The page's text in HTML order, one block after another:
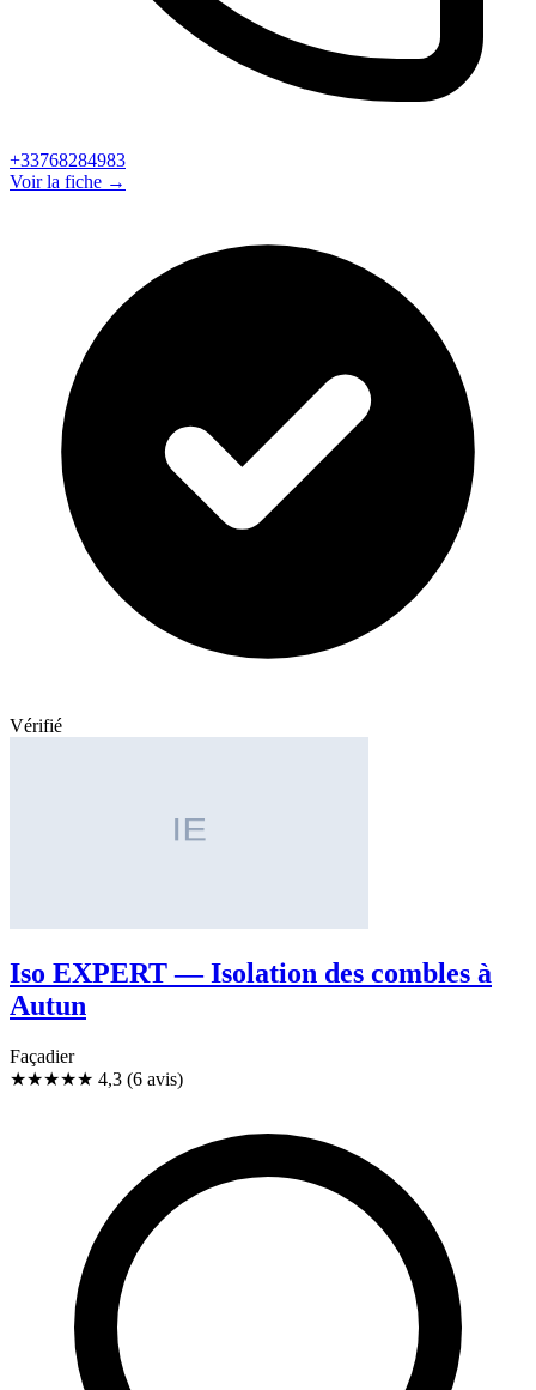
+33768284983
Voir la fiche →
Vérifié
Iso EXPERT — Isolation des combles à
Autun
Façadier
★★★★★ 4,3 (6 avis)